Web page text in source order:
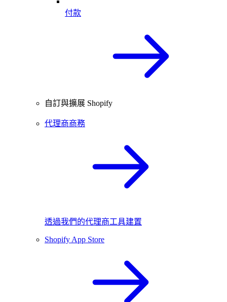
付款
自訂與擴展 Shopify
代理商商務
透過我們的代理商工具建置
Shopify App Store